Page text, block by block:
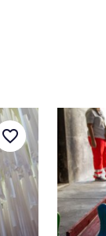
favorite_border